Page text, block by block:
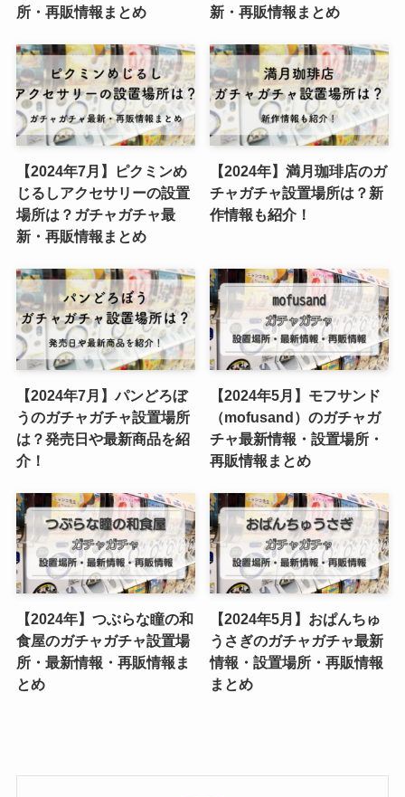
所・再販情報まとめ
新・再販情報まとめ
【2024年7月】ピクミンめ
じるしアクセサリーの設置
場所は？ガチャガチャ最
新・再販情報まとめ
【2024年】満月珈琲店のガ
チャガチャ設置場所は？新
作情報も紹介！
【2024年7月】パンどろぼ
うのガチャガチャ設置場所
は？発売日や最新商品を紹
介！
【2024年5月】モフサンド
（mofusand）のガチャガ
チャ最新情報・設置場所・
再販情報まとめ
【2024年】つぶらな瞳の和
食屋のガチャガチャ設置場
所・最新情報・再販情報ま
とめ
【2024年5月】おぱんちゅ
うさぎのガチャガチャ最新
情報・設置場所・再販情報
まとめ